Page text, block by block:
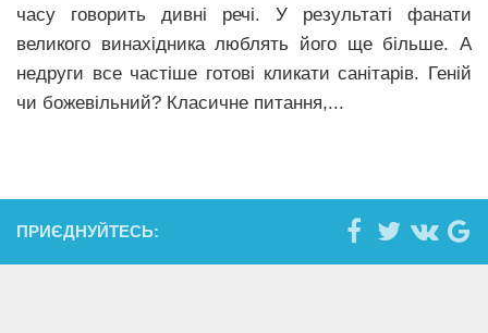
часу говорить дивні речі. У результаті фанати
великого винахідника люблять його ще більше. А
недруги все частіше готові кликати санітарів. Геній
чи божевільний? Класичне питання,...
ПРИЄДНУЙТЕСЬ: